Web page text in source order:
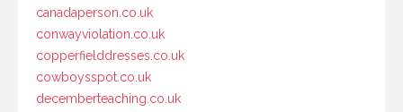
canadaperson.co.uk
conwayviolation.co.uk
copperfielddresses.co.uk
cowboysspot.co.uk
decemberteaching.co.uk